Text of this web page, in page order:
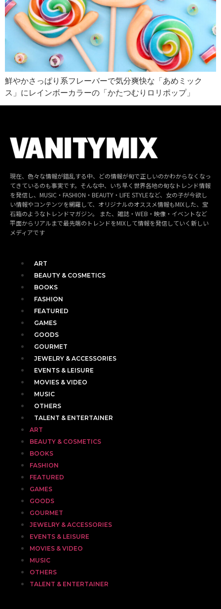
鮮やかさっぱり系フレーバーで気分爽快な「あめミック
ス」にレインボーカラーの「かたつむりロリポップ」
現在、色々な情報が錯乱する中、どの情報が旬で正しいのかわからなくなっ
てきているのも事実です。そんな中、いち早く世界各地の旬なトレンド情報
を発信し、MUSIC・FASHION・BEAUTY・LIFE STYLEなど、女の子が今欲し
い情報やコンテンツを網羅して、オリジナルのオススメ情報もMIXした、宝
石箱のようなトレンドマガジン。 また、雑誌・WEB・映像・イベントなど
平面からリアルまで最先端のトレンドをMIXして情報を発信していく新しい
メディアです
ART
BEAUTY & COSMETICS
BOOKS
FASHION
FEATURED
GAMES
GOODS
GOURMET
JEWELRY & ACCESSORIES
EVENTS & LEISURE
MOVIES & VIDEO
MUSIC
OTHERS
TALENT & ENTERTAINER
ART
BEAUTY & COSMETICS
BOOKS
FASHION
FEATURED
GAMES
GOODS
GOURMET
JEWELRY & ACCESSORIES
EVENTS & LEISURE
MOVIES & VIDEO
MUSIC
OTHERS
TALENT & ENTERTAINER